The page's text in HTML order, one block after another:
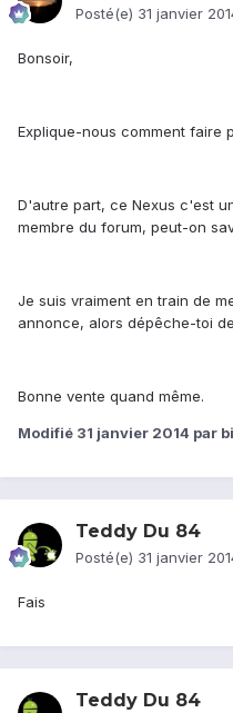
Posté(e) 31 janvier
Bonsoir,
Explique-nous comment faire
D'autre part, ce Nexus c'est
membre du forum, peut-on
Je suis vraiment en train de
annonce, alors dépêche-toi
Bonne vente quand même.
Modifié 31 janvier 2014 par
Teddy Du 84
Posté(e) 31 janvier
Fais
Teddy Du 84